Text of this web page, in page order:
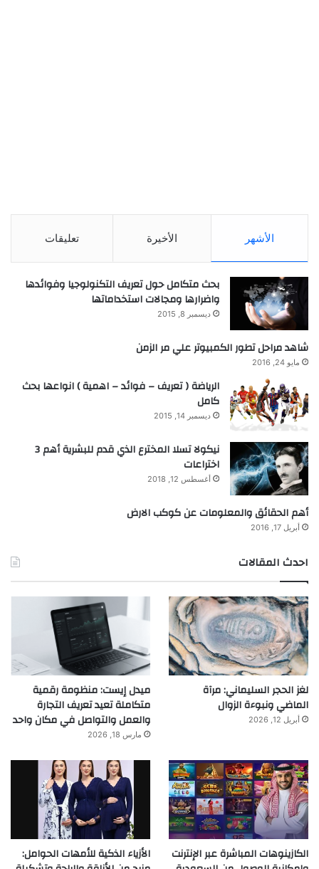
الأشهر الأخيرة تعليقات
بحث متكامل حول تعريف التكنولوجيا وفوائدها
واضرارها ومجالات استخداماتها
ديسمبر 8, 2015
شاهد مراحل تطور الكمبيوتر علي مر الزمن
مايو 24, 2016
الرياضة ( تعريف – فوائد – اهمية ) انواعها بحث
كامل
ديسمبر 14, 2015
نيكولا تسلا المخترع الذي قدم للبشرية أهم 3
اختراعات
أغسطس 12, 2018
أهم الحقائق والمعلومات عن كوكب الارض
أبريل 17, 2016
احدث المقالات
لغز الحجر السليماني: مرآة
الماضي ونبوءة الزوال
أبريل 12, 2026
ميدل إيست: منظومة رقمية
متكاملة تعيد تعريف التجارة
والعمل والتواصل في مكان واحد
مارس 18, 2026
الكازينوهات المباشرة عبر الإنترنت
الأزياء الذكية للأمهات الحوامل: